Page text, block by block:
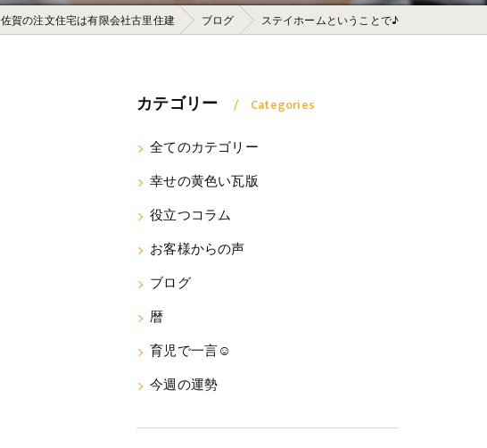
佐賀の注文住宅は有限会社古里住建 ブログ ステイホームということで♪
カテゴリー Categories
全てのカテゴリー
幸せの黄色い瓦版
役立つコラム
お客様からの声
ブログ
暦
育児で一言☺
今週の運勢